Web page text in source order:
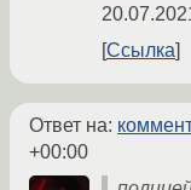
Ссылка
Ответ на:
+00:00